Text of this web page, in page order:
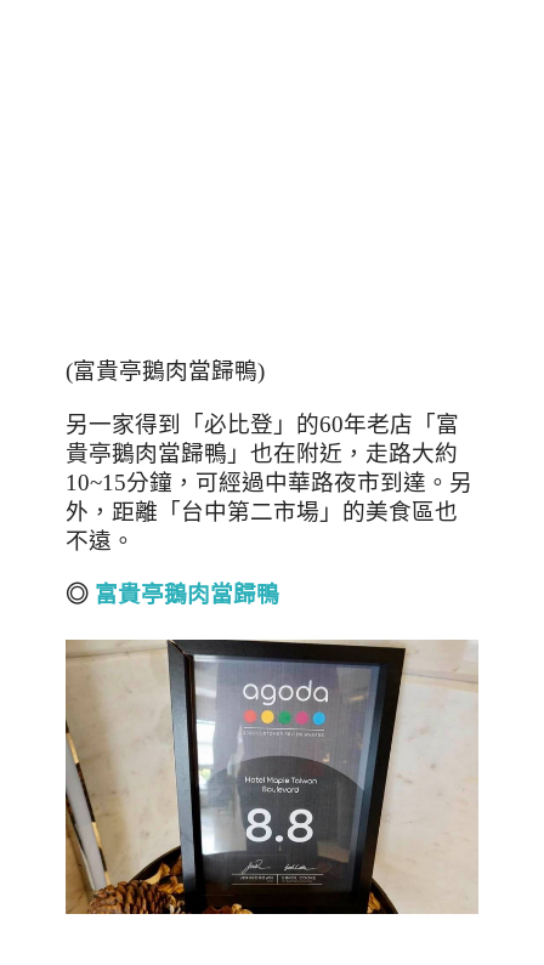
(富貴亭鵝肉當歸鴨)
另一家得到「必比登」的60年老店「富
貴亭鵝肉當歸鴨」也在附近，走路大約
10~15分鐘，可經過中華路夜市到達。另
外，距離「台中第二市場」的美食區也
不遠。
◎ 富貴亭鵝肉當歸鴨